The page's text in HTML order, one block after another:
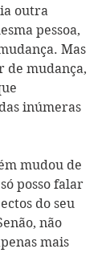
outra
pessoa,
Mas
de mudança,
inúmeras
mudou de
posso falar
do seu
não
mais